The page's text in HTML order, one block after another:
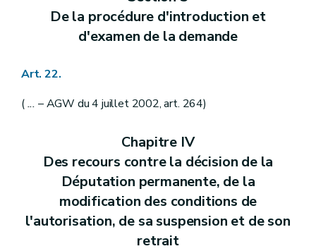
De la procédure d'introduction et
d'examen de la demande
Art. 22.
(... – AGW du 4 juillet 2002, art. 264)
Chapitre IV
Des recours contre la décision de la
Députation permanente, de la
modification des conditions de
l'autorisation, de sa suspension et de son
retrait